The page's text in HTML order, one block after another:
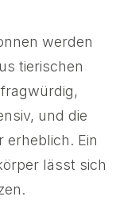
werden
tierischen
und die
erheblich. Ein
lässt sich